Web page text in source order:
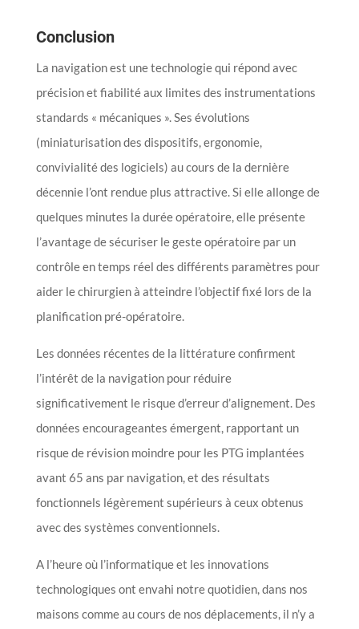
Conclusion
La navigation est une technologie qui répond avec
précision et fiabilité aux limites des instrumentations
standards « mécaniques ». Ses évolutions
(miniaturisation des dispositifs, ergonomie,
convivialité des logiciels) au cours de la dernière
décennie l’ont rendue plus attractive. Si elle allonge de
quelques minutes la durée opératoire, elle présente
l’avantage de sécuriser le geste opératoire par un
contrôle en temps réel des différents paramètres pour
aider le chirurgien à atteindre l’objectif fixé lors de la
planification pré-opératoire.
Les données récentes de la littérature confirment
l’intérêt de la navigation pour réduire
significativement le risque d’erreur d’alignement. Des
données encourageantes émergent, rapportant un
risque de révision moindre pour les PTG implantées
avant 65 ans par navigation, et des résultats
fonctionnels légèrement supérieurs à ceux obtenus
avec des systèmes conventionnels.
A l’heure où l’informatique et les innovations
technologiques ont envahi notre quotidien, dans nos
maisons comme au cours de nos déplacements, il n’y a